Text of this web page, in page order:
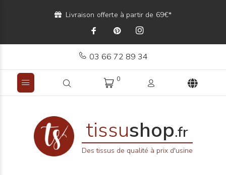
Livraison offerte à partir de 69€*
03 66 72 89 34
0
tissushop.fr
Des tissus de qualité à prix d'usine